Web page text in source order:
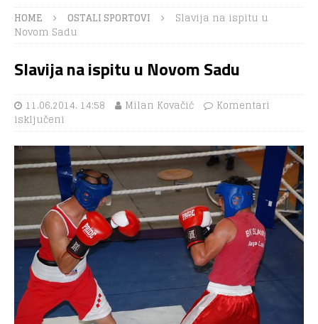
HOME OSTALI SPORTOVI
Slavija na ispitu u
Novom Sadu
Slavija na ispitu u Novom Sadu
11.06.2014. 14:58 Milan Kovačić
Komentari
isključeni